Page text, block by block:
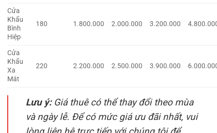
Cửa
Khẩu
Bình
Hiệp
180 1.800.000 2.000.000 3.200.000
Cửa
Khẩu
Xa
Mát
220 2.200.000 2.500.000 3.900.000
Lưu ý:Giá thuê có thể thay đổi theo mùa
và ngày lễ. Để có mức giá ưu đãi nhất, vui